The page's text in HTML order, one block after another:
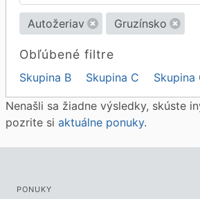
Autožeriav Gruzínsko
Obľúbené filtre
Skupina B Skupina C Skupina
Nenašli sa žiadne výsledky, skúste
pozrite si aktuálne ponuky.
PONUKY